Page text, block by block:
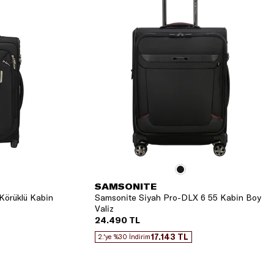
Kabin
SAMSONITE
Samsonite Siyah Pro-DLX 6 55 Kabin Boy
Valiz
24.490 TL
2.'ye %30 İndirim17.143 TL